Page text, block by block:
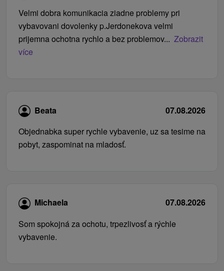
Velmi dobra komunikacia ziadne problemy pri
vybavovani dovolenky p.Jerdonekova velmi
prijemna ochotna rychlo a bez problemov... Zobrazit
více
Beata
07.08.2026
Objednabka super rychle vybavenie, uz sa tesime na
pobyt, zaspominat na mladosť.
Michaela
07.08.2026
Som spokojná za ochotu, trpezlivosť a rýchle
vybavenie.